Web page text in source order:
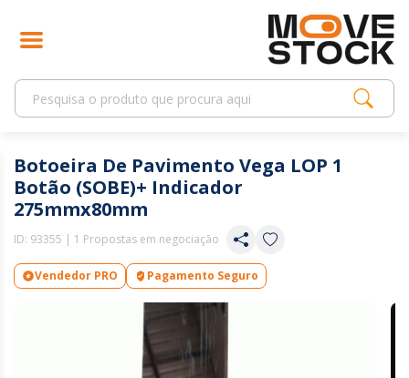
Botoeira De Pavimento Vega LOP 1
Botão (SOBE)+ Indicador
275mmx80mm
ID: 93355 | 1 Propostas em negociação
Vendedor PRO Pagamento Seguro